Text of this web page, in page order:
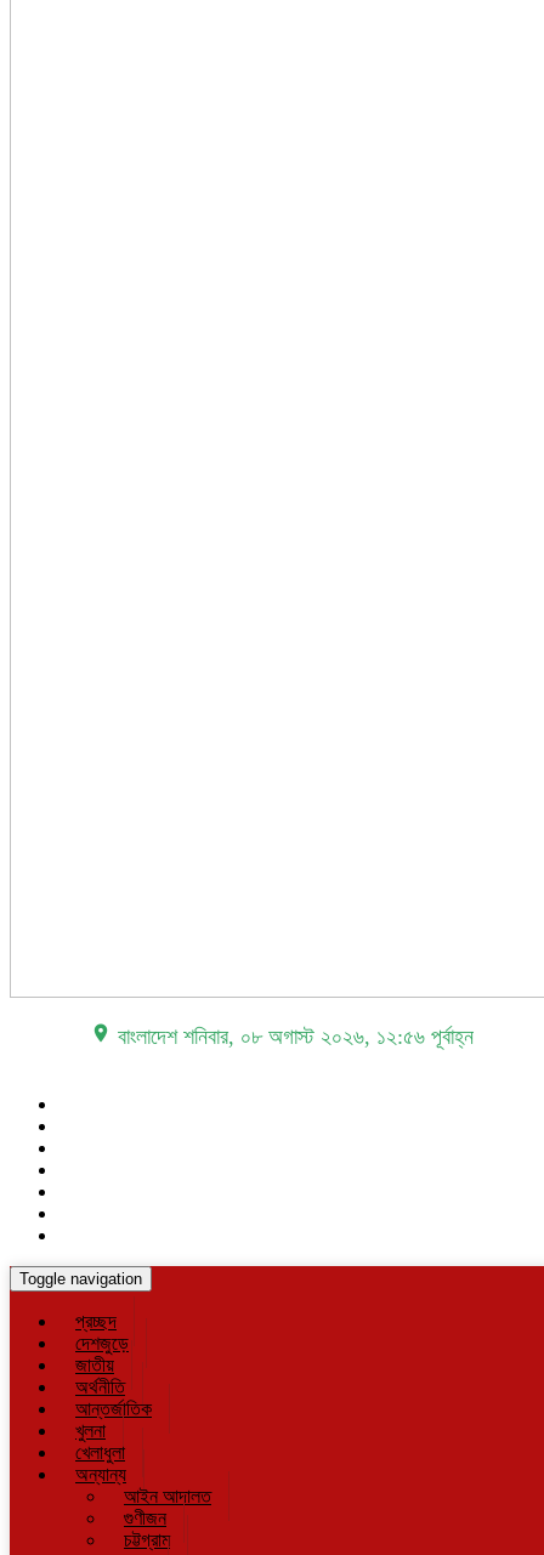
place বাংলাদেশ শনিবার, ০৮ অগাস্ট ২০২৬, ১২:৫৬ পূর্বাহ্ন
Toggle navigation
প্রচ্ছদ
দেশজুড়ে
জাতীয়
অর্থনীতি
আন্তর্জাতিক
খুলনা
খেলাধুলা
অন্যান্য
আইন আদালত
গুণীজন
চট্টগ্রাম